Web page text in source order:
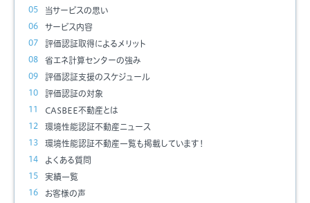
当サービスの思い
サービス内容
評価認証取得によるメリット
省エネ計算センターの強み
評価認証支援のスケジュール
評価認証の対象
CASBEE不動産とは
環境性能認証不動産ニュース
環境性能認証不動産一覧も掲載しています！
よくある質問
実績一覧
お客様の声